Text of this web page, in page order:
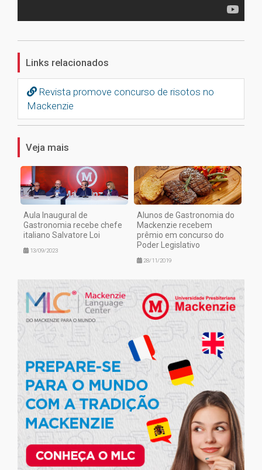
1
Links relacionados
Revista promove concurso de risotos no
Mackenzie
Veja mais
Aula Inaugural de
Gastronomia recebe chefe
italiano Salvatore Loi
13/09/2023
Alunos de Gastronomia do
Mackenzie recebem
prêmio em concurso do
Poder Legislativo
28/11/2019